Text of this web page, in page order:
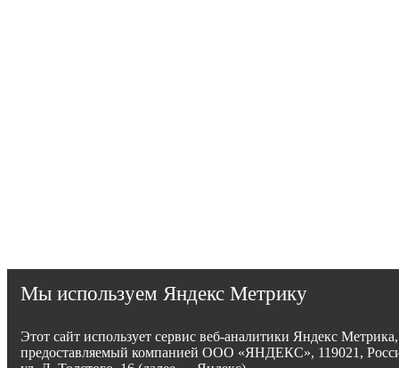
Мы используем Яндекс Метрику
Этот сайт использует сервис веб-аналитики Яндекс Метрика,
предоставляемый компанией ООО «ЯНДЕКС», 119021,